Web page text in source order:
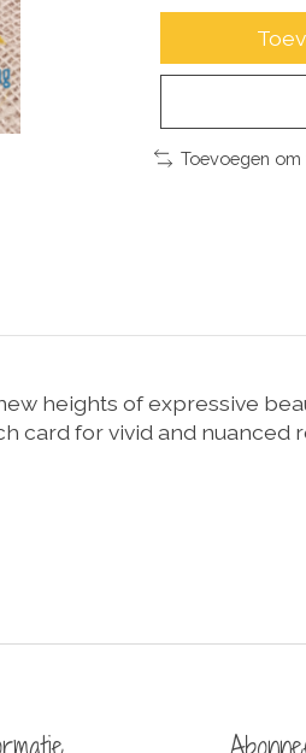
Toevoegen
heights of expressive
for vivid and nuanced